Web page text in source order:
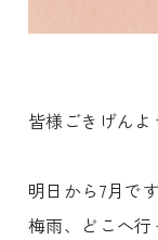
皆様ごきげんよ
明日から7月です
梅雨、どこへ行